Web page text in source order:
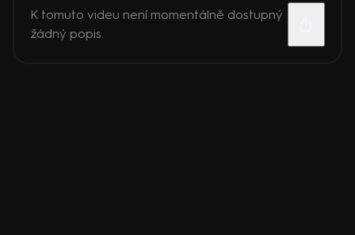
K tomuto videu není momentálně dostupný
žádný popis.